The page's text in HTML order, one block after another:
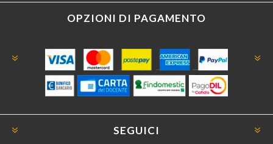
OPZIONI DI PAGAMENTO
SEGUICI